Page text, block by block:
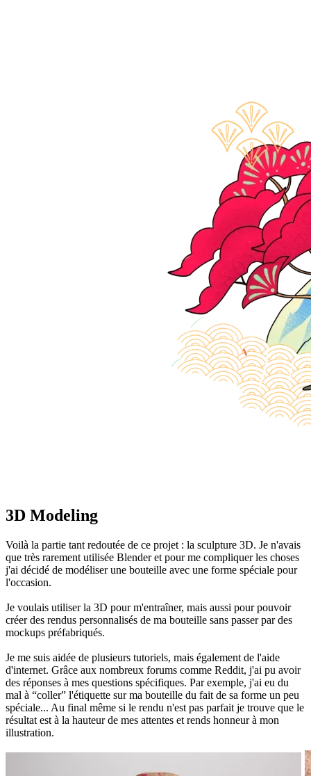
3D Modeling
Voilà la partie tant redoutée de ce projet : la sculpture 3D. Je n'avais
que très rarement utilisée Blender et pour me compliquer les choses
j'ai décidé de modéliser une bouteille avec une forme spéciale pour
l'occasion.
Je voulais utiliser la 3D pour m'entraîner, mais aussi pour pouvoir
créer des rendus personnalisés de ma bouteille sans passer par des
mockups préfabriqués.
Je me suis aidée de plusieurs tutoriels, mais également de l'aide
d'internet. Grâce aux nombreux forums comme Reddit, j'ai pu avoir
des réponses à mes questions spécifiques. Par exemple, j'ai eu du
mal à “coller” l'étiquette sur ma bouteille du fait de sa forme un peu
spéciale... Au final même si le rendu n'est pas parfait je trouve que le
résultat est à la hauteur de mes attentes et rends honneur à mon
illustration.